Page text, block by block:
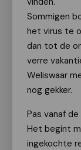
Sommigen
het virus te
dan tot de
verre
Weliswaar
nog gekker.
Pas vanaf
Het begint
ingekochte